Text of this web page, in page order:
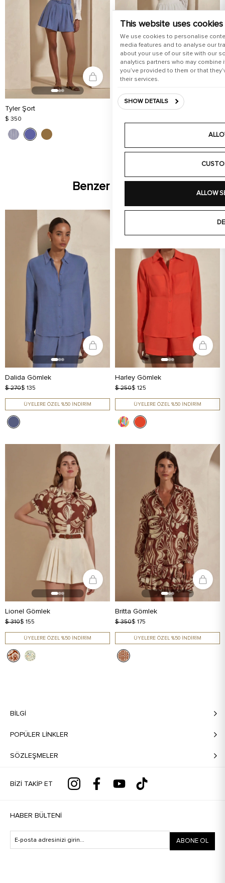
This website uses cookies
We use cookies to personalise
media features and to analyse our
about your use of our site with our
analytics partners who may
you’ve provided to them or that
their services.
SHOW DETAILS
ALLOW
Tyler Şort
$ 350
Anais Etek
Benzer Ürünler
Dalida Gömlek
$ 270$ 135
ÜYELERE ÖZEL %50 İNDİRİM
Harley Gömlek
$ 250$ 125
ÜYELERE ÖZEL %50 İNDİRİM
Lionel Gömlek
$ 310$ 155
ÜYELERE ÖZEL %50 İNDİRİM
Britta Gömlek
$ 350$ 175
ÜYELERE ÖZEL %50 İNDİRİM
BILGI
POPÜLER LİNKLER
SÖZLEŞMELER
BIZI TAKIP ET
HABER BÜLTENI
ABONE OL